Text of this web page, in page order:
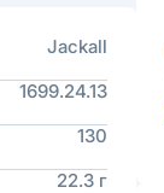
Jackall
1699.24.13
130
22.3 г